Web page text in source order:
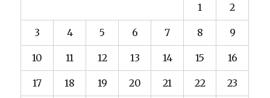
1 2
3 4 5 6 7 8 9
10 11 12 13 14 15 16
17 18 19 20 21 22 23